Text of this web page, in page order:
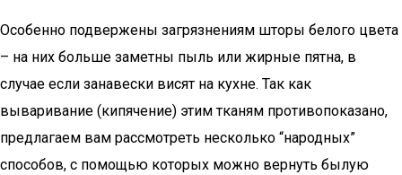
Особенно подвержены загрязнениям шторы белого цвета
– на них больше заметны пыль или жирные пятна, в
случае если занавески висят на кухне. Так как
вываривание (кипячение) этим тканям противопоказано,
предлагаем вам рассмотреть несколько “народных”
способов, с помощью которых можно вернуть былую